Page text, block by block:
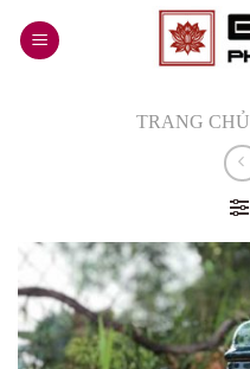
TRANG CHỦ